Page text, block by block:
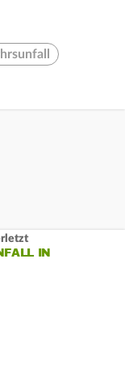
IN